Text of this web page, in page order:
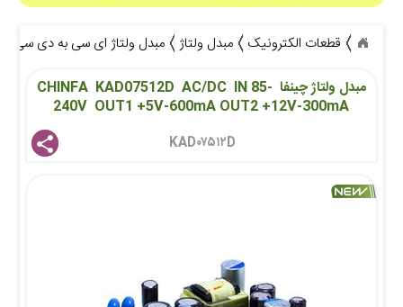
قطعات الکترونیک مبدل ولتاژ
مبدل ولتاژ ای سی به دی سی AC/DC
مبدل ولتاژ چینفا  CHINFA  KAD07512D  AC/DC  IN 85-
240V  OUT1 +5V-600mA OUT2 +12V-300mA
KAD۰۷۵۱۲D share